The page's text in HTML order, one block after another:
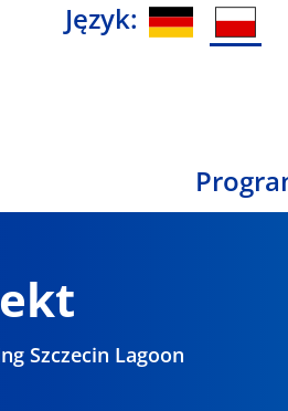
Język:
Szczecin Lagoon